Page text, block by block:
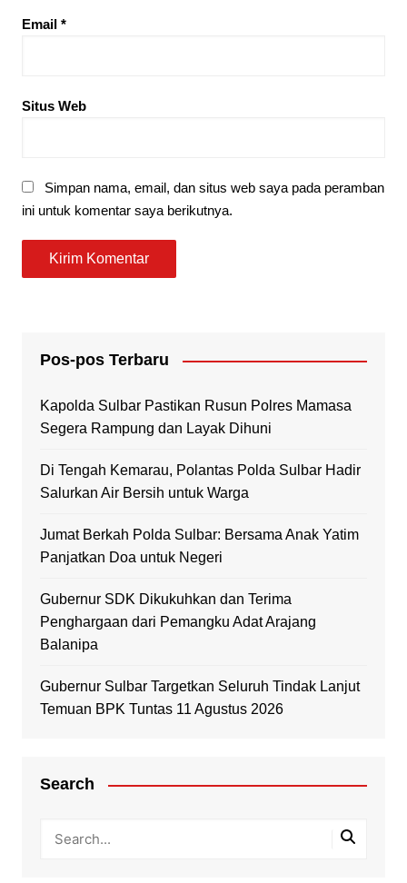
Email *
Situs Web
Simpan nama, email, dan situs web saya pada peramban
ini untuk komentar saya berikutnya.
Pos-pos Terbaru
Kapolda Sulbar Pastikan Rusun Polres Mamasa
Segera Rampung dan Layak Dihuni
Di Tengah Kemarau, Polantas Polda Sulbar Hadir
Salurkan Air Bersih untuk Warga
Jumat Berkah Polda Sulbar: Bersama Anak Yatim
Panjatkan Doa untuk Negeri
Gubernur SDK Dikukuhkan dan Terima
Penghargaan dari Pemangku Adat Arajang
Balanipa
Gubernur Sulbar Targetkan Seluruh Tindak Lanjut
Temuan BPK Tuntas 11 Agustus 2026
Search